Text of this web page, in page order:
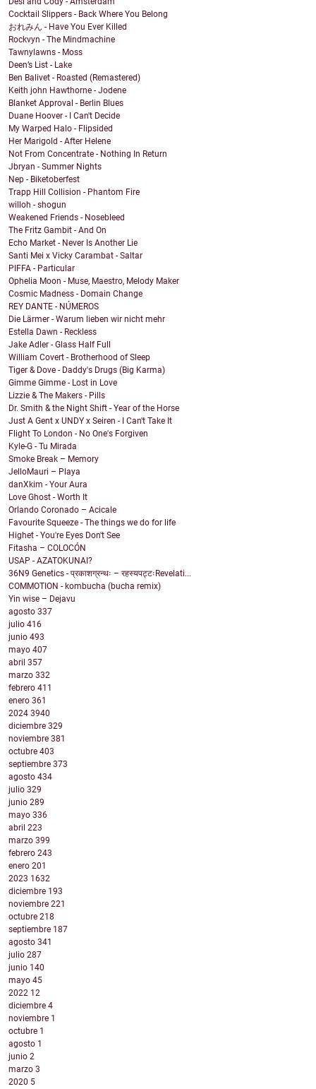
Cocktail Slippers - Back Where You Belong
おれみん - Have You Ever Killed
Rockvyn - The Mindmachine
Tawnylawns - Moss
Deen’s List - Lake
Ben Balivet - Roasted (Remastered)
Keith john Hawthorne - Jodene
Blanket Approval - Berlin Blues
Duane Hoover - I Can't Decide
My Warped Halo - Flipsided
Her Marigold - After Helene
Not From Concentrate - Nothing In Return
Jbryan - Summer Nights
Nep - Biketoberfest
Trapp Hill Collision - Phantom Fire
willoh - shogun
Weakened Friends - Nosebleed
The Fritz Gambit - And On
Echo Market - Never Is Another Lie
Santi Mei x Vicky Carambat - Saltar
PIFFA - Particular
Ophelia Moon - Muse, Maestro, Melody Maker
Cosmic Madness - Domain Change
REY DANTE - NÚMEROS
Die Lärmer - Warum lieben wir nicht mehr
Estella Dawn - Reckless
Jake Adler - Glass Half Full
William Covert - Brotherhood of Sleep
Tiger & Dove - Daddy's Drugs (Big Karma)
Gimme Gimme - Lost in Love
Lizzie & The Makers - Pills
Dr. Smith & the Night Shift - Year of the Horse
Just A Gent x UNDY x Seiren - I Can't Take It
Flight To London - No One's Forgiven
Kyle-G - Tu Mirada
Smoke Break – Memory
JelloMauri – Playa
danXkim - Your Aura
Love Ghost - Worth It
Orlando Coronado – Acicale
Favourite Squeeze - The things we do for life
Highet - You're Eyes Don't See
Fitasha – COLOCÓN
USAP - AZATOKUNAI?
36N9 Genetics - प्रकाशग्रन्थः – रहस्यपट्टःRevelati...
COMMOTION - kombucha (bucha remix)
Yin wise – Dejavu
agosto 337
julio 416
junio 493
mayo 407
abril 357
marzo 332
febrero 411
enero 361
2024 3940
diciembre 329
noviembre 381
octubre 403
septiembre 373
agosto 434
julio 329
junio 289
mayo 336
abril 223
marzo 399
febrero 243
enero 201
2023 1632
diciembre 193
noviembre 221
octubre 218
septiembre 187
agosto 341
julio 287
junio 140
mayo 45
2022 12
diciembre 4
noviembre 1
octubre 1
agosto 1
junio 2
marzo 3
2020 5